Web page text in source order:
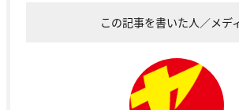
この記事を書いた人／メデ